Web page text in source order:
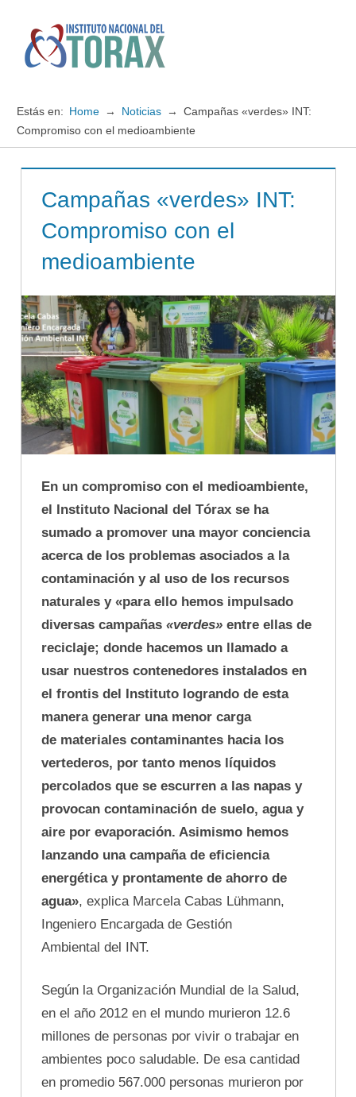
contenido
Instituto
del
TORAX
Estás en: Home Noticias
Campañas «verdes» INT:
Compromiso con el medioambiente
Campañas «verdes» INT:
Compromiso con el
medioambiente
En un compromiso con el medioambiente,
el Instituto Nacional del Tórax se ha
sumado a promover una mayor conciencia
acerca de los problemas asociados a la
contaminación y al uso de los recursos
naturales y «para ello hemos impulsado
diversas campañas «verdes» entre ellas de
reciclaje; donde hacemos un llamado a
usar nuestros contenedores instalados en
el frontis del Instituto logrando de esta
manera generar una menor carga
de materiales contaminantes hacia los
vertederos, por tanto menos líquidos
percolados que se escurren a las napas y
provocan contaminación de suelo, agua y
aire por evaporación. Asimismo hemos
lanzando una campaña de eficiencia
energética y prontamente de ahorro de
agua», explica Marcela Cabas Lühmann,
Ingeniero Encargada de Gestión
Ambiental del INT.
Según la Organización Mundial de la Salud,
en el año 2012 en el mundo murieron 12.6
millones de personas por vivir o trabajar en
ambientes poco saludable. De esa cantidad
en promedio 567.000 personas murieron por